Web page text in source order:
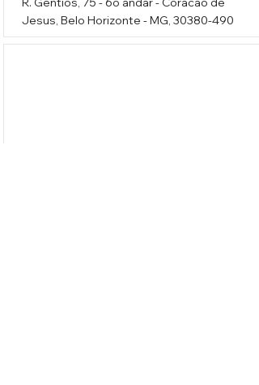
Jesus, Belo Horizonte - MG, 30380-490